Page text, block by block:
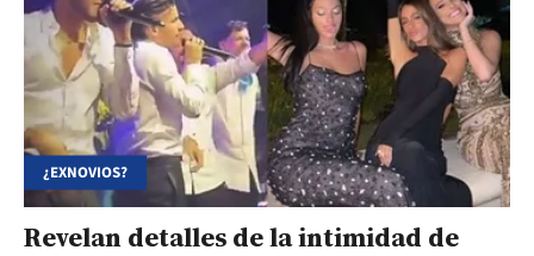
¿EXNOVIOS?
Revelan detalles de la intimidad de